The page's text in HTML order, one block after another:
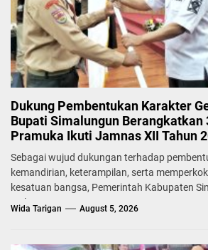
Dukung Pembentukan Karakter
Bupati Simalungun Berangkatkan
Pramuka Ikuti Jamnas XII Tahun
Sebagai wujud dukungan terhadap
kemandirian, keterampilan, serta
kesatuan bangsa, Pemerintah Kabupaten
melepas...
Wida Tarigan August 5, 2026